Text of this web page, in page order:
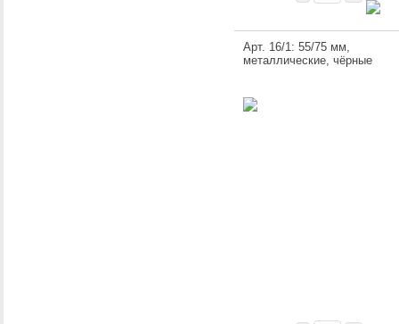
Арт. 16/1: 55/75 мм,
металлические, чёрные